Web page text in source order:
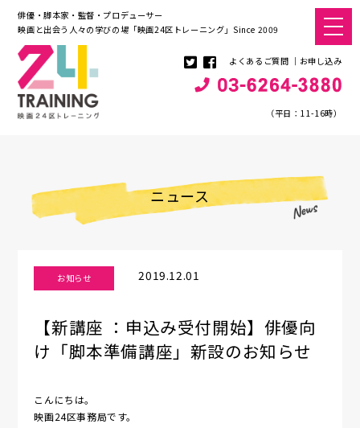
俳優・脚本家・監督・プロデューサー
映画と出会う人々の学びの場「映画24区トレーニング」Since 2009
よくあるご質問 お申し込み
（平日：11-16時）
ニュース
お知らせ 2019.12.01
【新講座 ：申込み受付開始】俳優向
け「脚本準備講座」新設のお知らせ
こんにちは。
映画24区事務局です。